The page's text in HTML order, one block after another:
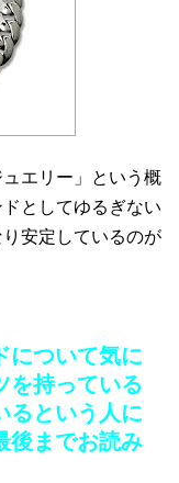
エリー」という概
としてゆるぎない
安定しているのが
について気に
を持っている
るという人に
後までお読み